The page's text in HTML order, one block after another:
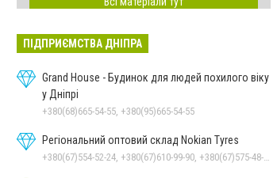
ПІДПРИЄМСТВА ДНІПРА
Grand House - Будинок для людей похилого віку
у Дніпрі
+380(68)665-54-55, +380(95)665-54-55
Регіональний оптовий склад Nokian Tyres